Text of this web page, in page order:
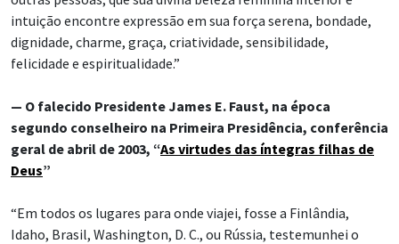
intuição encontre expressão em sua força serena, bondade,
dignidade, charme, graça, criatividade, sensibilidade,
felicidade e espiritualidade.”
— O falecido Presidente James E. Faust, na época
segundo conselheiro na Primeira Presidência, conferência
geral de abril de 2003, “As virtudes das íntegras filhas de
Deus”
“Em todos os lugares para onde viajei, fosse a Finlândia,
Idaho, Brasil, Washington, D. C., ou Rússia, testemunhei o